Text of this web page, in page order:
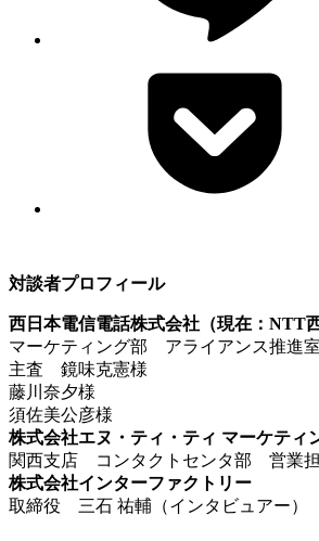
対談者プロフィール
西日本電信電話株式会社（現在：NTT
マーケティング部 アライアンス推進室
主査 鏡味克憲様
藤川奈夕様
須佐美公彦様
株式会社エヌ・ティ・ティ マーケティ
関西支店 コンタクトセンタ部 営業
株式会社インターファクトリー
取締役 三石 祐輔（インタビュアー）